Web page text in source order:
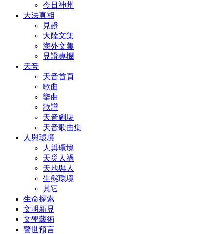
今日神州
大法真相
見證
大陸文集
海外文集
見證專欄
天音
天音首頁
歌曲
樂曲
歌譜
天音劇場
天音歌曲集
人與環境
人與環境
天災人禍
天地與人
生態環境
其它
生命探索
文明新見
文學藝術
警世預言